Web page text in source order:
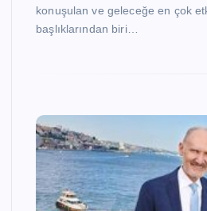
konuşulan ve geleceğe en çok
başlıklarından biri…